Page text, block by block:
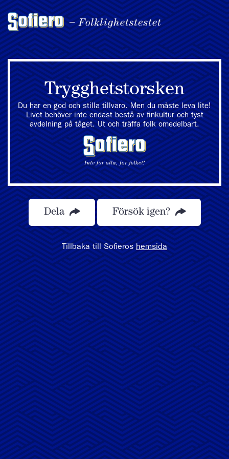
Trygghetstorsken
Du har en god och stilla tillvaro. Men du måste leva lite!
Livet behöver inte endast bestå av finkultur och tyst
avdelning på tåget. Ut och träffa folk omedelbart.
Dela Försök igen?
Tillbaka till Sofieroshemsida